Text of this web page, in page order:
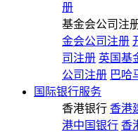
册
基金会公司注
金会公司注册
司注册 英国基
公司注册 巴哈
国际银行服务
香港银行 香港
港中国银行 香